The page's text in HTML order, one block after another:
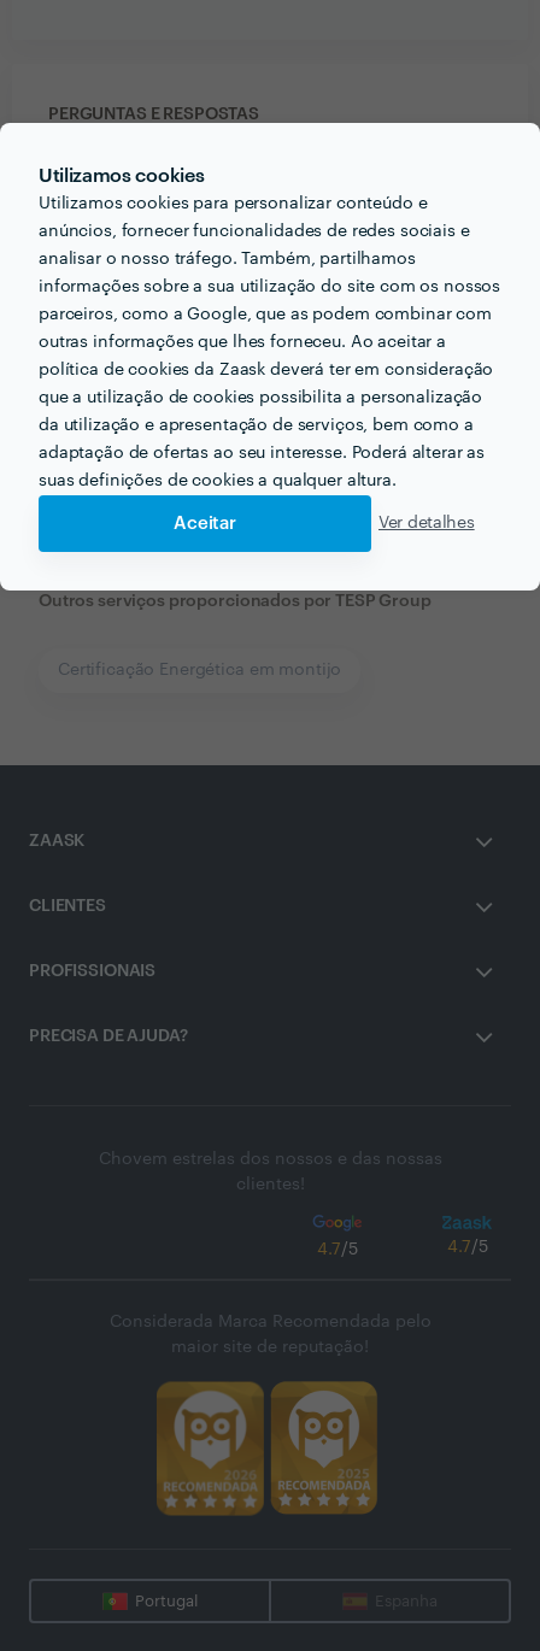
Utilizamos cookies
Utilizamos cookies para personalizar conteúdo e
anúncios, fornecer funcionalidades de redes sociais e
analisar o nosso tráfego. Também, partilhamos
informações sobre a sua utilização do site com os nossos
parceiros, como a Google, que as podem combinar com
outras informações que lhes forneceu. Ao aceitar a
política de cookies da Zaask deverá ter em consideração
que a utilização de cookies possibilita a personalização
da utilização e apresentação de serviços, bem como a
adaptação de ofertas ao seu interesse. Poderá alterar as
suas definições de cookies a qualquer altura.
Aceitar Ver detalhes
PERGUNTAS E RESPOSTAS
Em que informações deve um ou uma cliente pensar
acerca do projecto que quer realizar antes de falar
com profissionais?
Tempo de execução, orçamento disponível e os
materiais a utilizar.
Receba várias propostas de profissionais como
TESP Groupem poucas horas.
Outros serviços proporcionados por TESP Group
Certificação Energética em montijo
ZAASK
CLIENTES
PROFISSIONAIS
PRECISA DE AJUDA?
Chovem estrelas dos nossos e das nossas
clientes!
4.7/5 4.7/5
Considerada Marca Recomendada pelo
maior site de reputação!
Portugal Espanha